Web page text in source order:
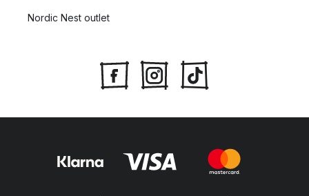
Nordic Nest outlet